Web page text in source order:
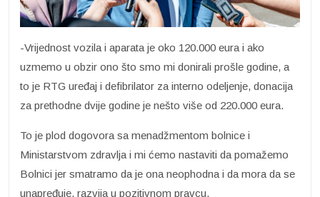
-Vrijednost vozila i aparata je oko 120.000 eura i ako
uzmemo u obzir ono što smo mi donirali prošle godine, a
to je RTG uređaj i defibrilator za interno odeljenje, donacija
za prethodne dvije godine je nešto više od 220.000 eura.
To je plod dogovora sa menadžmentom bolnice i
Ministarstvom zdravlja i mi ćemo nastaviti da pomažemo
Bolnici jer smatramo da je ona neophodna i da mora da se
unapređuje, razvija u pozitivnom pravcu.